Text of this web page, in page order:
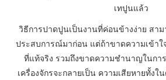
เทปูนแล้ว
วิธีการปาดปูนเป็นงานที่ค่อนข้างง่าย สาม
ประสบการณ์มาก่อน แต่ถ้าขาดความเข้าใ
ที่แท้จริง รวมถึงขาดความชำนาญในก
เครื่องจักรจะกลายเป็น ความเสียหายทั้งใ